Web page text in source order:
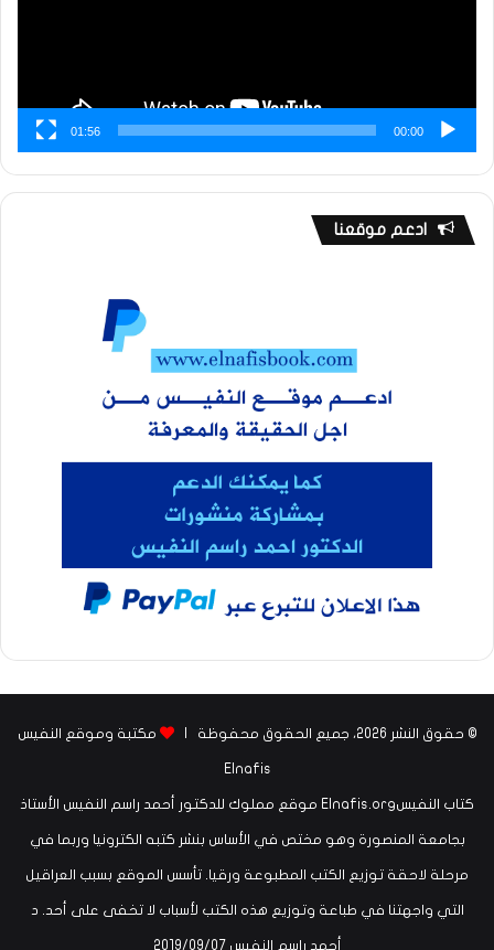
00:00
01:56
ادعم موقعنا
© حقوق النشر 2026، جميع الحقوق محفوظة | مكتبة وموقع النفيس
Elnafis
كتاب النفيسElnafis.org موقع مملوك للدكتور أحمد راسم النفيس الأستاذ
بجامعة المنصورة وهو مختص في الأساس بنشر كتبه الكترونيا وربما في
مرحلة لاحقة توزيع الكتب المطبوعة ورقيا. تأسس الموقع بسبب العراقيل
التي واجهتنا في طباعة وتوزيع هذه الكتب لأسباب لا تخفى على أحد. د
أحمد راسم النفيس ‏07‏/09‏/2019